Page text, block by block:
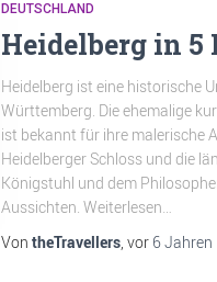
DEUTSCHLAND
Heidelberg in
Heidelberg ist eine historische
Württemberg. Die ehemalige
ist bekannt für ihre malerische
Heidelberger Schloss und die
Königstuhl und dem
Aussichten. Weiterlesen…
Von theTravellers, vor 6 Jahren